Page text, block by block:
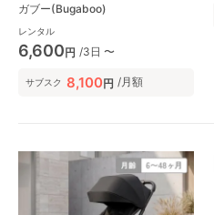
ガブー(Bugaboo)
レンタル
6,600円 /3日 〜
サブスク 8,100円 /月額